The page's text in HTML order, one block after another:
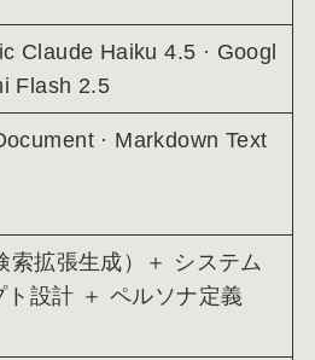
Claude Haiku 4.5 · Googl
Flash 2.5
· Markdown Text
索拡張生成）＋ システム
ト設計 ＋ ペルソナ定義